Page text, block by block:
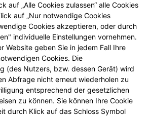
Kontakt
Impressum
Barrierefreiheit
Stadt-Apotheke
auf „Alle Cookies zulassen“ alle Cookies
auf „Nur notwendige Cookies
Cookies akzeptieren, oder durch
individuelle Einstellungen vornehmen.
Website geben Sie in jedem Fall Ihre
Cookies. Die
(des Nutzers, bzw. dessen Gerät) wird
Abfrage nicht erneut wiederholen zu
entsprechend der gesetzlichen
zu können. Sie können Ihre Cookie
durch Klick auf das Schloss Symbol